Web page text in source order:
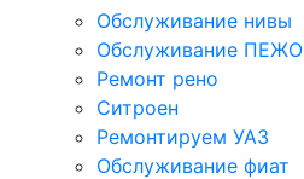
Обслуживание нивы
Обслуживание ПЕЖО
Ремонт рено
Ситроен
Ремонтируем УАЗ
Обслуживание фиат